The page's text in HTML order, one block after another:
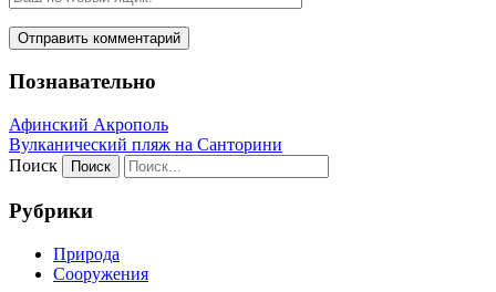
Познавательно
Афинский Акрополь
Вулканический пляж на Санторини
Поиск
Рубрики
Природа
Сооружения